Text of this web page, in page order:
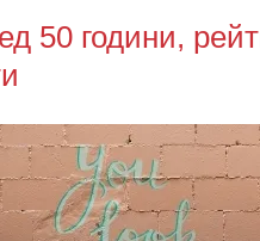
50 години,